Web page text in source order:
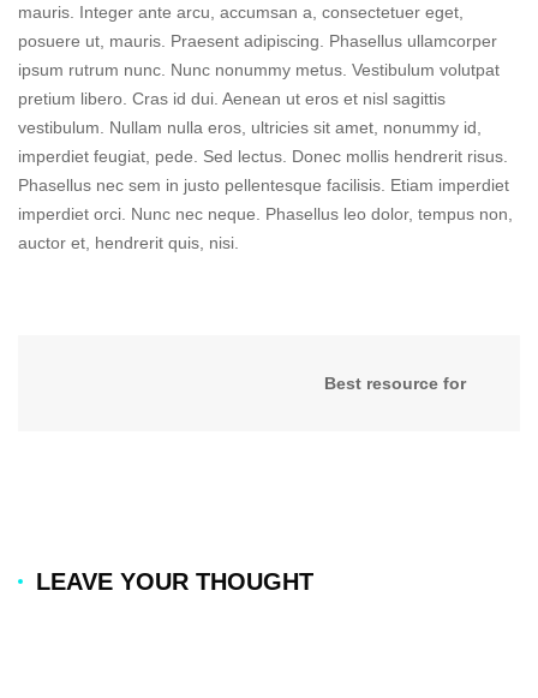
mauris. Integer ante arcu, accumsan a, consectetuer eget,
posuere ut, mauris. Praesent adipiscing. Phasellus ullamcorper
ipsum rutrum nunc. Nunc nonummy metus. Vestibulum volutpat
pretium libero. Cras id dui. Aenean ut eros et nisl sagittis
vestibulum. Nullam nulla eros, ultricies sit amet, nonummy id,
imperdiet feugiat, pede. Sed lectus. Donec mollis hendrerit risus.
Phasellus nec sem in justo pellentesque facilisis. Etiam imperdiet
imperdiet orci. Nunc nec neque. Phasellus leo dolor, tempus non,
auctor et, hendrerit quis, nisi.
Best resource for
LEAVE YOUR THOUGHT